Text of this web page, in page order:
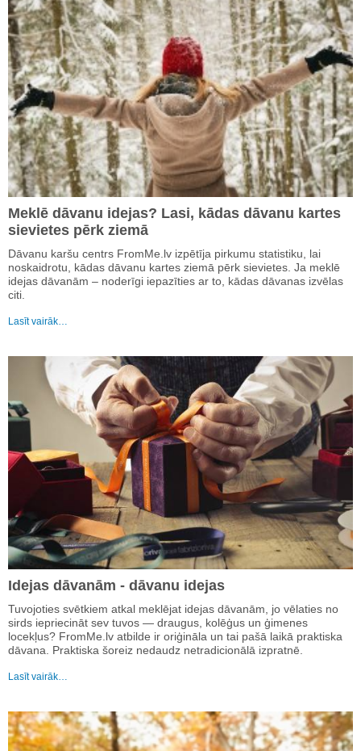
Meklē dāvanu idejas? Lasi, kādas dāvanu kartes
sievietes pērk ziemā
Dāvanu karšu centrs FromMe.lv izpētīja pirkumu statistiku, lai
noskaidrotu, kādas dāvanu kartes ziemā pērk sievietes. Ja meklē
idejas dāvanām – noderīgi iepazīties ar to, kādas dāvanas izvēlas
citi.
Lasīt vairāk…
Idejas dāvanām - dāvanu idejas
Tuvojoties svētkiem atkal meklējat idejas dāvanām, jo vēlaties no
sirds iepriecināt sev tuvos — draugus, kolēģus un ģimenes
locekļus? FromMe.lv atbilde ir oriģināla un tai pašā laikā praktiska
dāvana. Praktiska šoreiz nedaudz netradicionālā izpratnē.
Lasīt vairāk…